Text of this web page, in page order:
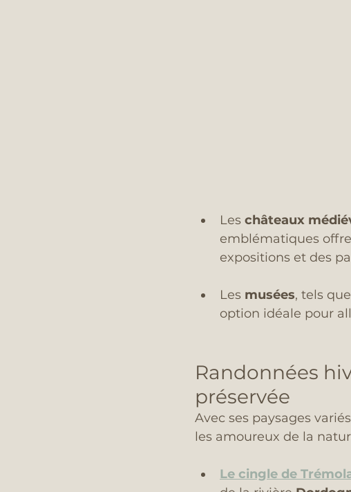
Les châteaux
emblématiques
expositions et des
Les musées, tels
option idéale pour
Randonnées
préservée
Avec ses paysages
les amoureux de la
Le cingle de